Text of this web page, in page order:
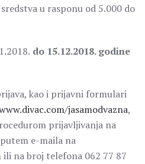
u rasponu od 5.000 do
do 15.12.2018. godine
kao i prijavni formulari
jasamodvazna,
prijavljivanja na
e-maila na
ili na broj telefona 062 77 87